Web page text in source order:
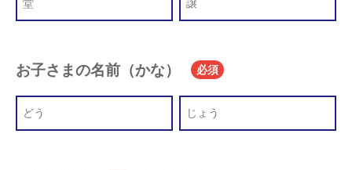
お子さまの名前（かな） 必須